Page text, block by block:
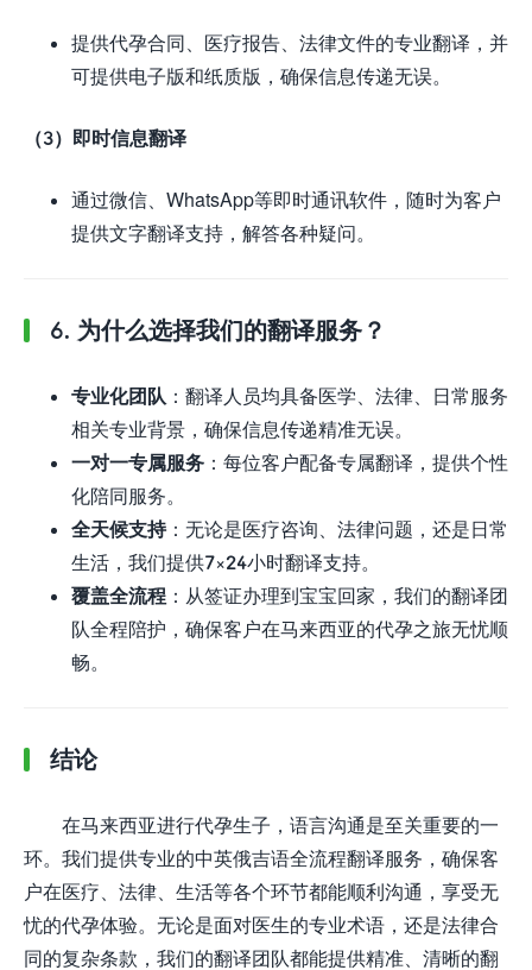
提供代孕合同、医疗报告、法律文件的专业翻译，并
可提供电子版和纸质版，确保信息传递无误。
（3）即时信息翻译
通过微信、WhatsApp等即时通讯软件，随时为客户
提供文字翻译支持，解答各种疑问。
6. 为什么选择我们的翻译服务？
专业化团队 ：翻译人员均具备医学、法律、日常服务
相关专业背景，确保信息传递精准无误。
一对一专属服务 ：每位客户配备专属翻译，提供个性
化陪同服务。
全天候支持：无论是医疗咨询、法律问题，还是日常
生活，我们提供7×24小时翻译支持。
覆盖全流程 ：从签证办理到宝宝回家，我们的翻译团
队全程陪护，确保客户在马来西亚的代孕之旅无忧顺
畅。
结论
在马来西亚进行代孕生子，语言沟通是至关重要的一
环。我们提供专业的中英俄吉语全流程翻译服务，确保客
户在医疗、法律、生活等各个环节都能顺利沟通，享受无
忧的代孕体验。无论是面对医生的专业术语，还是法律合
同的复杂条款，我们的翻译团队都能提供精准、清晰的翻